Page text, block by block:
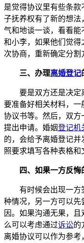
是觉得协议里有些条
子抚养权有了新的想
气和地谈一谈，看看
和小李，如果他们觉
次协商，重新确定分割
三、办理离婚登记
要是双方还是决定
要准备好相关材料，一
协议书等。然后，双方
提出申请。婚姻登记机
的，会给予离婚登记
照要求填写各种表格和
四、如果一方反悔
有时候会出现一方
种情况，另一方可以
因。如果沟通无果，
么可以考虑通过诉讼的
离婚协议可以作为参